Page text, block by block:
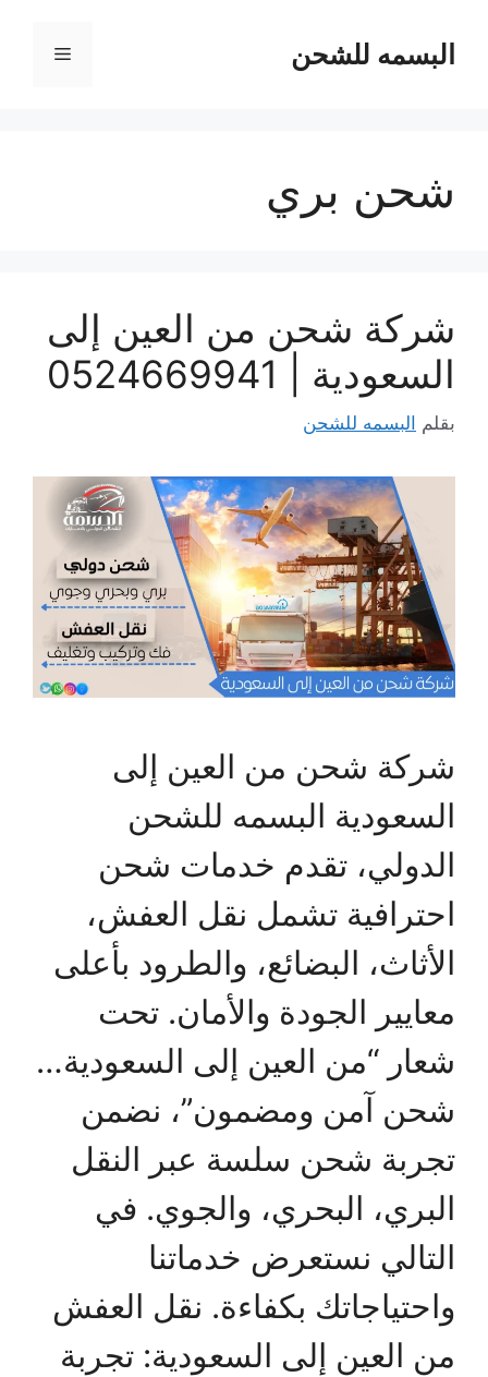
المحتوىالبسمه للشحن القائمة
شحن بري
شركة شحن من العين إلى
السعودية | 0524669941
بقلم البسمه للشحن
شركة شحن من العين إلى
السعودية البسمه للشحن
الدولي، تقدم خدمات شحن
احترافية تشمل نقل العفش،
الأثاث، البضائع، والطرود بأعلى
معايير الجودة والأمان. تحت
شعار “من العين إلى السعودية…
شحن آمن ومضمون”، نضمن
تجربة شحن سلسة عبر النقل
البري، البحري، والجوي. في
التالي نستعرض خدماتنا
واحتياجاتك بكفاءة. نقل العفش
من العين إلى السعودية: تجربة